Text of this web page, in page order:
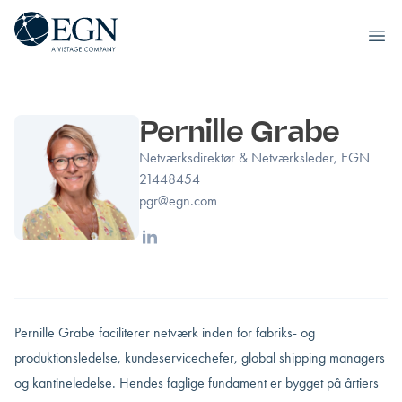
Executives' Global Network
Pernille Grabe
Netværksdirektør & Netværksleder, EGN
21448454
pgr@egn.com
Linkedin
Pernille Grabe faciliterer netværk inden for fabriks- og
produktionsledelse, kundeservicechefer, global shipping managers
og kantineledelse. Hendes faglige fundament er bygget på årtiers